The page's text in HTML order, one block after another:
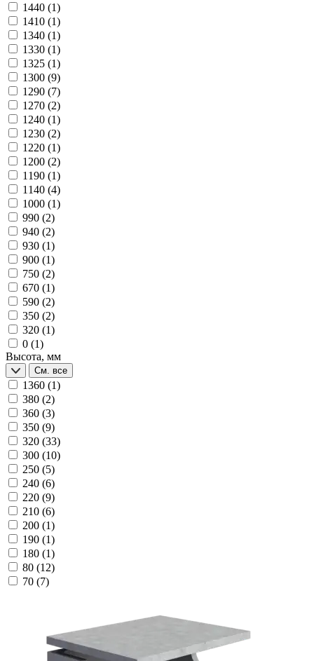
1440 (1)
1410 (1)
1340 (1)
1330 (1)
1325 (1)
1300 (9)
1290 (7)
1270 (2)
1240 (1)
1230 (2)
1220 (1)
1200 (2)
1190 (1)
1140 (4)
1000 (1)
990 (2)
940 (2)
930 (1)
900 (1)
750 (2)
670 (1)
590 (2)
350 (2)
320 (1)
0 (1)
Высота, мм
См. все
1360 (1)
380 (2)
360 (3)
350 (9)
320 (33)
300 (10)
250 (5)
240 (6)
220 (9)
210 (6)
200 (1)
190 (1)
180 (1)
80 (12)
70 (7)